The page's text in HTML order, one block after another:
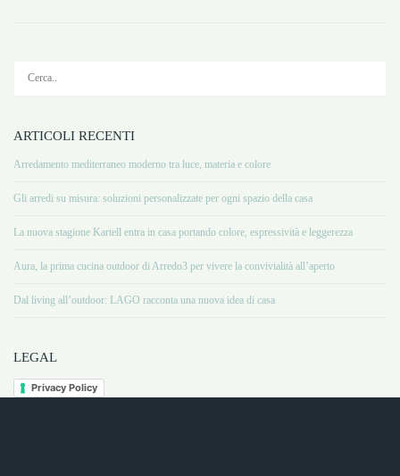
ARTICOLI RECENTI
Arredamento mediterraneo moderno tra luce, materia e colore
Gli arredi su misura: soluzioni personalizzate per ogni spazio della casa
La nuova stagione Kartell entra in casa portando colore, espressività e leggerezza
Aura, la prima cucina outdoor di Arredo3 per vivere la convivialità all’aperto
Dal living all’outdoor: LAGO racconta una nuova idea di casa
LEGAL
Privacy Policy